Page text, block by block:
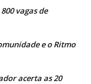
vagas de
e o Ritmo
acerta as 20